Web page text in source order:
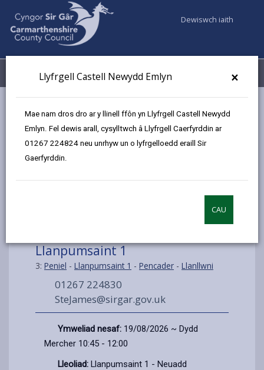
×
Llyfrgell Castell Newydd Emlyn
Mae nam dros dro ar y llinell ffôn yn Llyfrgell Castell Newydd
Emlyn. Fel dewis arall, cysylltwch â Llyfrgell Caerfyrddin ar
01267 224824 neu unrhyw un o lyfrgelloedd eraill Sir
Gaerfyrddin.
CAU
Dewiswch iaith
Dewislen Fy Nghyfrifon
Llanpumsaint 1
3: Peniel - Llanpumsaint 1 - Pencader - Llanllwni
01267 224830
SteJames@sirgar.gov.uk
Ymweliad nesaf: 19/08/2026 ~ Dydd
Mercher 10:45 - 12:00
Lleoliad: Llanpumsaint 1 - Neuadd